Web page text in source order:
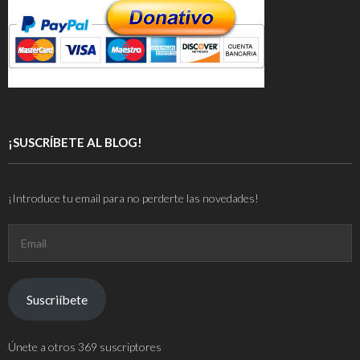
¡SUSCRÍBETE AL BLOG!
¡Introduce tu email para no perderte las novedades!
Suscriíbete
Únete a otros 369 suscriptores